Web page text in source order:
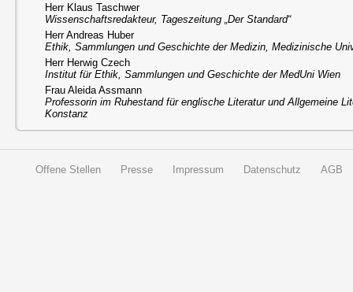
Herr Klaus Taschwer
Wissenschaftsredakteur, Tageszeitung „Der Standard“
Herr Andreas Huber
Ethik, Sammlungen und Geschichte der Medizin, Medizinische
Herr Herwig Czech
Institut für Ethik, Sammlungen und Geschichte der MedUni Wien
Frau Aleida Assmann
Professorin im Ruhestand für englische Literatur und Allgemeine
Konstanz
Offene Stellen Presse Impressum Datenschutz AGB